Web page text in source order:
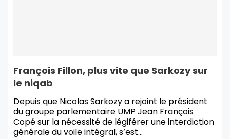
François Fillon, plus vite que Sarkozy sur
le niqab
Depuis que Nicolas Sarkozy a rejoint le président
du groupe parlementaire UMP Jean François
Copé sur la nécessité de légiférer une interdiction
générale du voile intégral, s’est…